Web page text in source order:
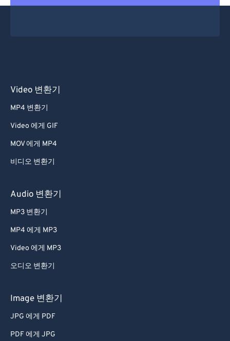
Video 변환기
MP4 변환기
Video 에게 GIF
MOV 에게 MP4
비디오 변환기
Audio 변환기
MP3 변환기
MP4 에게 MP3
Video 에게 MP3
오디오 변환기
Image 변환기
JPG 에게 PDF
PDF 에게 JPG